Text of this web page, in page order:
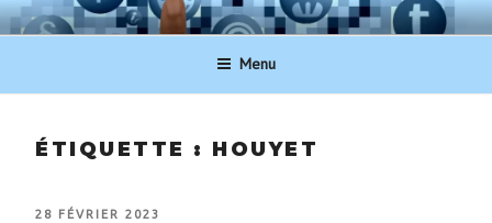
Aller
au
principal
NUMERO-SERVICECLIENT.BE
Menu
ÉTIQUETTE : HOUYET
PUBLIÉ
28 FÉVRIER 2023